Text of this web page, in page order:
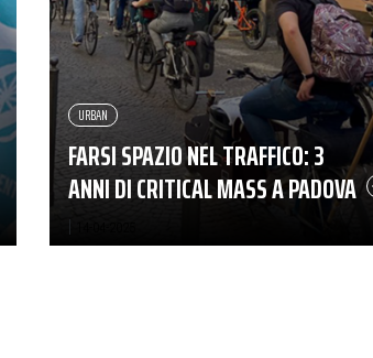
FARSI SPAZIO NEL TRAFFICO: 3
ANNI DI CRITICAL MASS A PADOVA
URBAN